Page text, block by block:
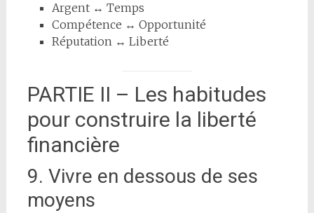
Argent ↔ Temps
Compétence ↔ Opportunité
Réputation ↔ Liberté
PARTIE II – Les habitudes
pour construire la liberté
financière
9. Vivre en dessous de ses
moyens